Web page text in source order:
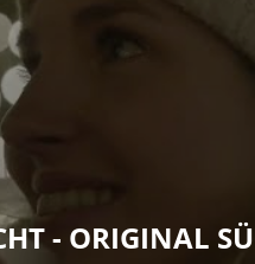
- ORIGINAL